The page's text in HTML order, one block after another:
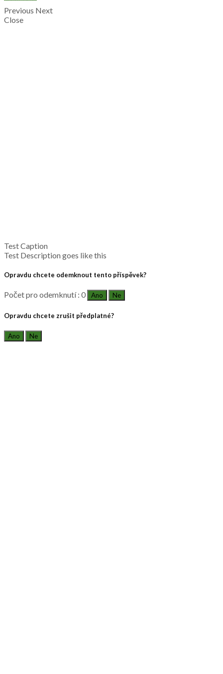
Previous Next
Close
Test Caption
Test Description goes like this
Opravdu chcete odemknout tento příspěvek?
Počet pro odemknutí : 0 Ano Ne
Opravdu chcete zrušit předplatné?
Ano Ne